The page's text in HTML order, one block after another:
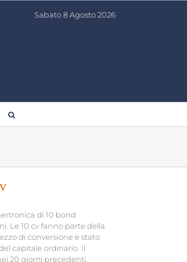
Sabato 8 Agosto 2026
di 10 bond
Le 10 cv fanno parte della
di conversione è stato
capitale ordinario. Il
20 giorni precedenti.